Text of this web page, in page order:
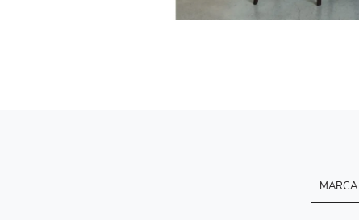
MARCA